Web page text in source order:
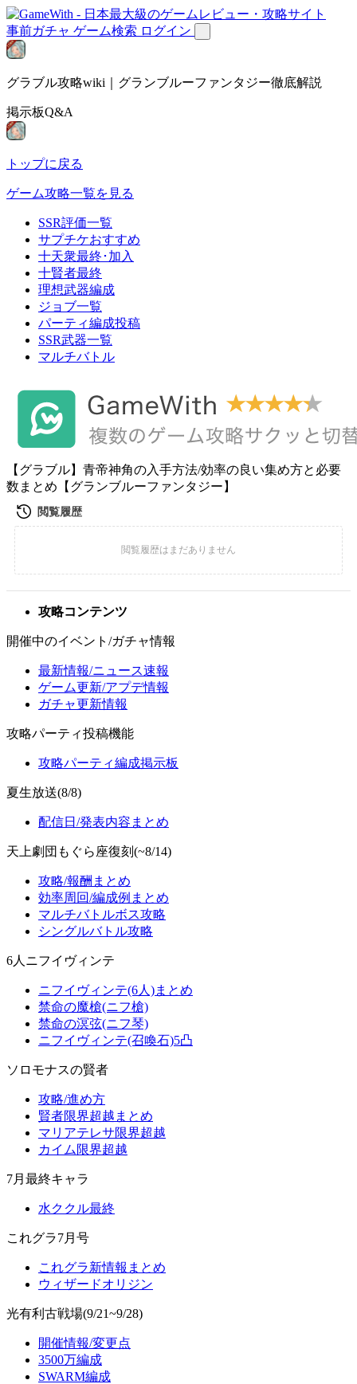
事前ガチャ ゲーム検索 ログイン
グラブル攻略wiki｜グランブルーファンタジー徹底解説
掲示板Q&A
トップに戻る
ゲーム攻略一覧を見る
SSR評価一覧
サプチケおすすめ
十天衆最終･加入
十賢者最終
理想武器編成
ジョブ一覧
パーティ編成投稿
SSR武器一覧
マルチバトル
【グラブル】青帝神角の入手方法/効率の良い集め方と必要
数まとめ【グランブルーファンタジー】
攻略コンテンツ
開催中のイベント/ガチャ情報
最新情報/ニュース速報
ゲーム更新/アプデ情報
ガチャ更新情報
攻略パーティ投稿機能
攻略パーティ編成掲示板
夏生放送(8/8)
配信日/発表内容まとめ
天上劇団もぐら座復刻(~8/14)
攻略/報酬まとめ
効率周回/編成例まとめ
マルチバトルボス攻略
シングルバトル攻略
6人ニフイヴィンテ
ニフイヴィンテ(6人)まとめ
禁命の魔槍(ニフ槍)
禁命の溟弦(ニフ琴)
ニフイヴィンテ(召喚石)5凸
ソロモナスの賢者
攻略/進め方
賢者限界超越まとめ
マリアテレサ限界超越
カイム限界超越
7月最終キャラ
水ククル最終
これグラ7月号
これグラ新情報まとめ
ウィザードオリジン
光有利古戦場(9/21~9/28)
開催情報/変更点
3500万編成
SWARM編成